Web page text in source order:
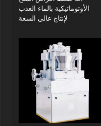
الأوتوماتيكية بالماء العذب
لإنتاج عالي السعة